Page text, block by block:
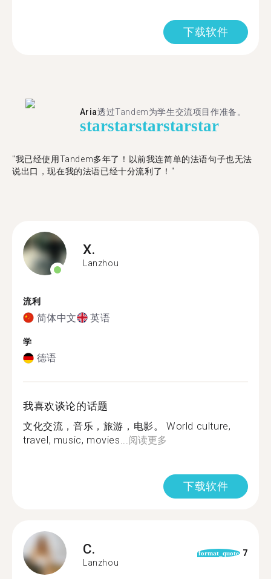
下载软件
Aria透过Tandem为学生交流项目作准备。
starstarstarstarstar
"​​我已经使用Tandem多年了！以前我连简单的法语句子也无法
说出口，现在我的法语已经十分流利了！"
X.
Lanzhou
流利
简体中文 英语
学
德语
我喜欢谈论的话题
文化交流，音乐，旅游，电影。 World culture,
travel, music, movies...阅读更多
下载软件
C.
Lanzhou
format_quote 7